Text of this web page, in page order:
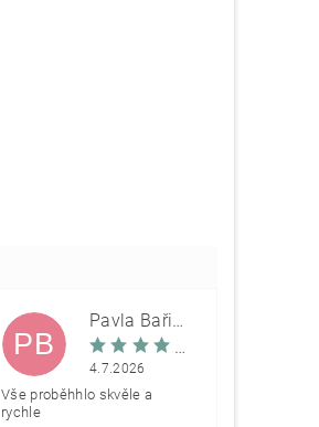
PB
Pavla Bařinová
4.7.2026
Vše proběhhlo skvěle a
rychle